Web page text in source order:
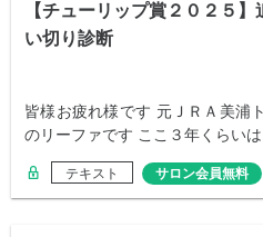
【チューリップ賞２０２５】
い切り診断
皆様お疲れ様です 元ＪＲＡ美浦
のリーファです ここ３年くらい
テキスト サロン会員無料